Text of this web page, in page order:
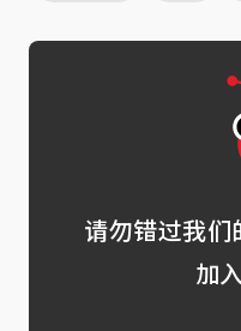
请勿错过我们
加